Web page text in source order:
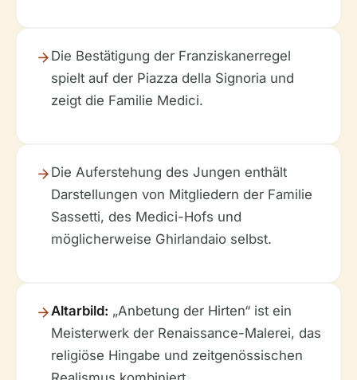
Die Bestätigung der Franziskanerregel
spielt auf der Piazza della Signoria und
zeigt die Familie Medici.
Die Auferstehung des Jungen enthält
Darstellungen von Mitgliedern der Familie
Sassetti, des Medici-Hofs und
möglicherweise Ghirlandaio selbst.
Altarbild: „Anbetung der Hirten“ ist ein
Meisterwerk der Renaissance-Malerei, das
religiöse Hingabe und zeitgenössischen